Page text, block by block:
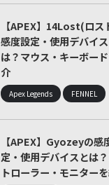
【APEX】14Lost(ロス
感度設定・使用デバイ
は？マウス・キーボー
介
Apex Legends FENNEL
【APEX】Gyozeyの感
定・使用デバイスとは
トローラー・モニター